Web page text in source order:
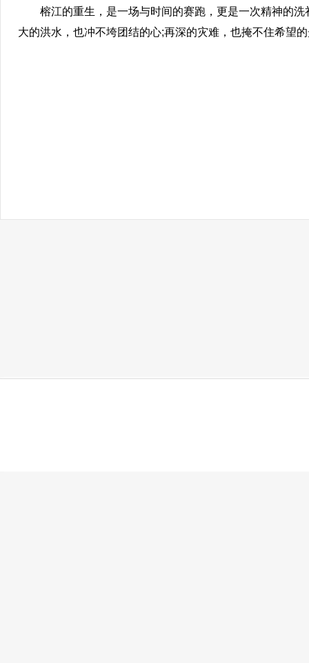
榕江的重生，是一场与时间的赛跑，更是一次精神的洗
大的洪水，也冲不垮团结的心;再深的灾难，也掩不住希望